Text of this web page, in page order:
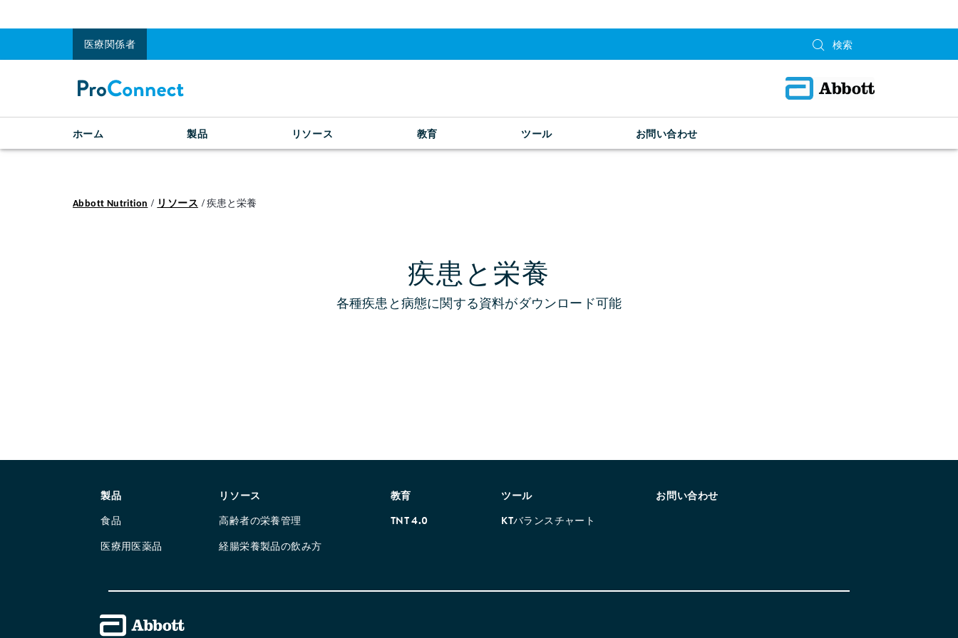
医療関係者
ホーム 製品 リソース 教育 ツール お問い合わせ
Abbott Nutrition リソース 疾患と栄養
疾患と栄養
各種疾患と病態に関する資料がダウンロード可能
製品
食品
医療用医薬品
リソース
高齢者の栄養管理
経腸栄養製品の飲み方
教育
TNT 4.0
ツール
KTバランスチャート
お問い合わせ